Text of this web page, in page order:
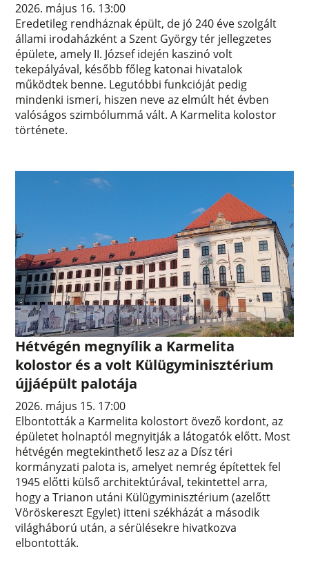
2026. május 16. 13:00
Eredetileg rendháznak épült, de jó 240 éve szolgált
állami irodaházként a Szent György tér jellegzetes
épülete, amely II. József idején kaszinó volt
tekepályával, később főleg katonai hivatalok
működtek benne. Legutóbbi funkcióját pedig
mindenki ismeri, hiszen neve az elmúlt hét évben
valóságos szimbólummá vált. A Karmelita kolostor
története.
Hétvégén megnyílik a Karmelita
kolostor és a volt Külügyminisztérium
újjáépült palotája
2026. május 15. 17:00
Elbontották a Karmelita kolostort övező kordont, az
épületet holnaptól megnyitják a látogatók előtt. Most
hétvégén megtekinthető lesz az a Dísz téri
kormányzati palota is, amelyet nemrég építettek fel
1945 előtti külső architektúrával, tekintettel arra,
hogy a Trianon utáni Külügyminisztérium (azelőtt
Vöröskereszt Egylet) itteni székházát a második
világháború után, a sérülésekre hivatkozva
elbontották.